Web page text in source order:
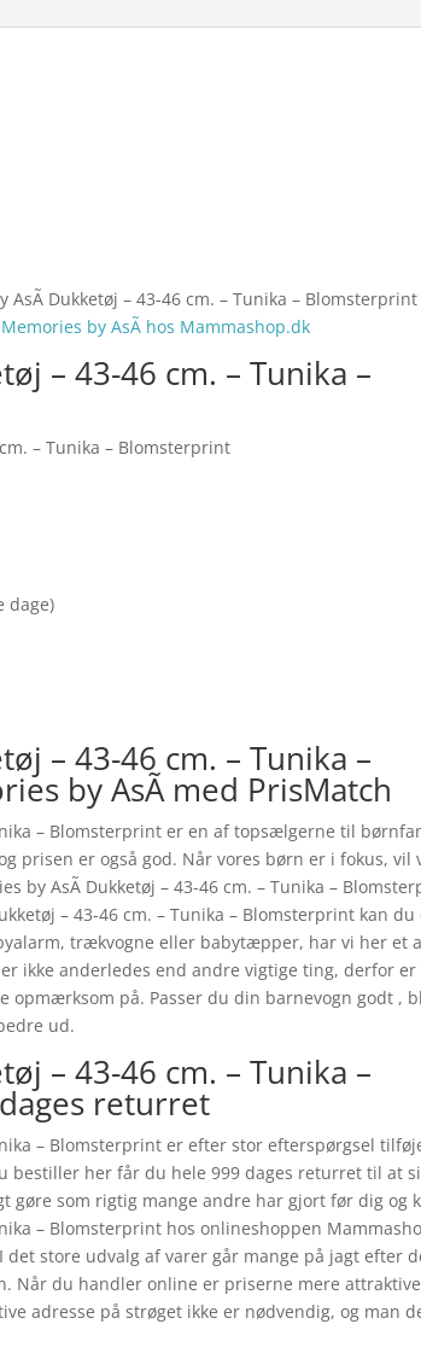
Dukketøj – 43-46 cm. – Tunika –
Memories by AsÃ­ hos Mammashop.dk
– 43-46 cm. – Tunika –
– Tunika – Blomsterprint
dage)
– 43-46 cm. – Tunika –
by AsÃ­ med PrisMatch
– Blomsterprint er en af topsælgerne til
prisen er også god. Når vores børn er i fokus, vil
by AsÃ­ Dukketøj – 43-46 cm. – Tunika –
– 43-46 cm. – Tunika – Blomsterprint kan
trækvogne eller babytæpper, har vi her et
ikke anderledes end andre vigtige ting, derfor
opmærksom på. Passer du din barnevogn godt ,
ud.
– 43-46 cm. – Tunika –
returret
– Blomsterprint er efter stor efterspørgsel
bestiller her får du hele 999 dages returret til at
gøre som rigtig mange andre har gjort før dig og
– Blomsterprint hos onlineshoppen
store udvalg af varer går mange på jagt efter
Når du handler online er priserne mere
adresse på strøget ikke er nødvendig, og man